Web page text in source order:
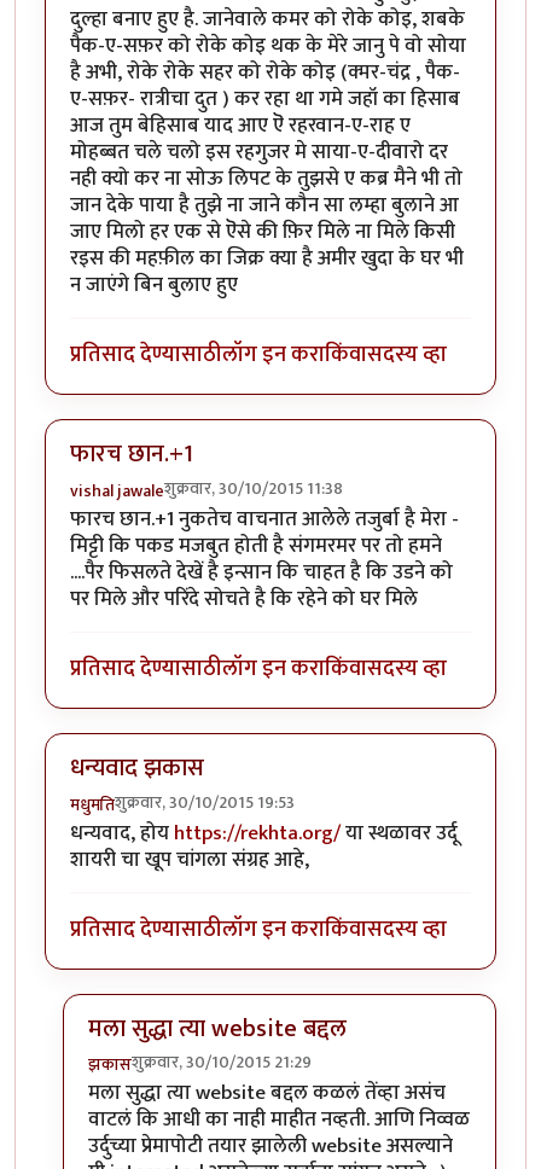
दुल्हा बनाए हुए है. जानेवाले कमर को रोके कोइ, शबके
पैक-ए-सफ़र को रोके कोइ थक के मेरे जानु पे वो सोया
है अभी, रोके रोके सहर को रोके कोइ (क्मर-चंद्र , पैक-
ए-सफ़र- रात्रीचा दुत ) कर रहा था गमे जहॉ का हिसाब
आज तुम बेहिसाब याद आए ऎ रहरवान-ए-राह ए
मोहब्बत चले चलो इस रहगुजर मे साया-ए-दीवारो दर
नही क्यो कर ना सोऊ लिपट के तुझसे ए कब्र मैने भी तो
जान देके पाया है तुझे ना जाने कौन सा लम्हा बुलाने आ
जाए मिलो हर एक से ऎसे की फ़िर मिले ना मिले किसी
रइस की महफ़ील का जिक्र क्या है अमीर खुदा के घर भी
न जाएंगे बिन बुलाए हुए
प्रतिसाद देण्यासाठीलॉग इन कराकिंवासदस्य व्हा
फारच छान.+1
vishal jawaleशुक्रवार, 30/10/2015 11:38
फारच छान.+1 नुकतेच वाचनात आलेले तजुर्बा है मेरा -
मिट्टी कि पकड मजबुत होती है संगमरमर पर तो हमने
....पैर फिसलते देखें है इन्सान कि चाहत है कि उडने को
पर मिले और परिंदे सोचते है कि रहेने को घर मिले
प्रतिसाद देण्यासाठीलॉग इन कराकिंवासदस्य व्हा
धन्यवाद झकास
मधुमतिशुक्रवार, 30/10/2015 19:53
धन्यवाद, होयhttps://rekhta.org/या स्थळावर उर्दू
शायरी चा खूप चांगला संग्रह आहे,
प्रतिसाद देण्यासाठीलॉग इन कराकिंवासदस्य व्हा
मला सुद्धा त्या website बद्दल
झकासशुक्रवार, 30/10/2015 21:29
In reply toधन्यवाद झकासbyमधुमति
मला सुद्धा त्या website बद्दल कळलं तेंव्हा असंच
वाटलं कि आधी का नाही माहीत नव्हती. आणि निव्वळ
उर्दुच्या प्रेमापोटी तयार झालेली website असल्याने